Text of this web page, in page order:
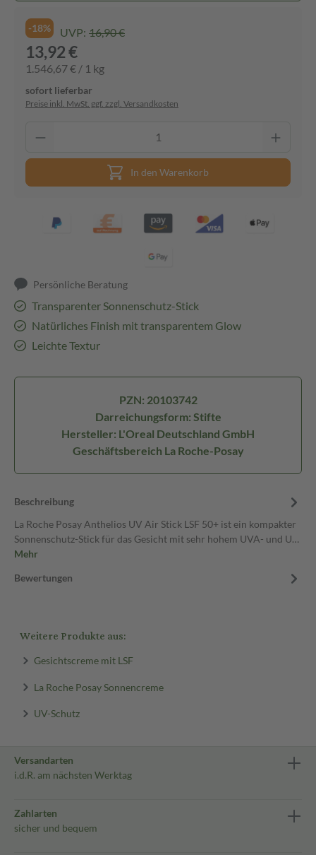
-18% UVP: 16,90 €
13,92 €
1.546,67 € / 1 kg
sofort lieferbar
Preise inkl. MwSt. ggf. zzgl. Versandkosten
In den Warenkorb
Persönliche Beratung
Transparenter Sonnenschutz-Stick
Natürliches Finish mit transparentem Glow
Leichte Textur
PZN: 20103742
Darreichungsform: Stifte
Hersteller: L'Oreal Deutschland GmbH
Geschäftsbereich La Roche-Posay
Beschreibung
La Roche Posay Anthelios UV Air Stick LSF 50+ ist ein kompakter
Sonnenschutz-Stick für das Gesicht mit sehr hohem UVA- und U…
Mehr
Bewertungen
Weitere Produkte aus:
Gesichtscreme mit LSF
La Roche Posay Sonnencreme
UV-Schutz
Versandarten
i.d.R. am nächsten Werktag
Zahlarten
sicher und bequem